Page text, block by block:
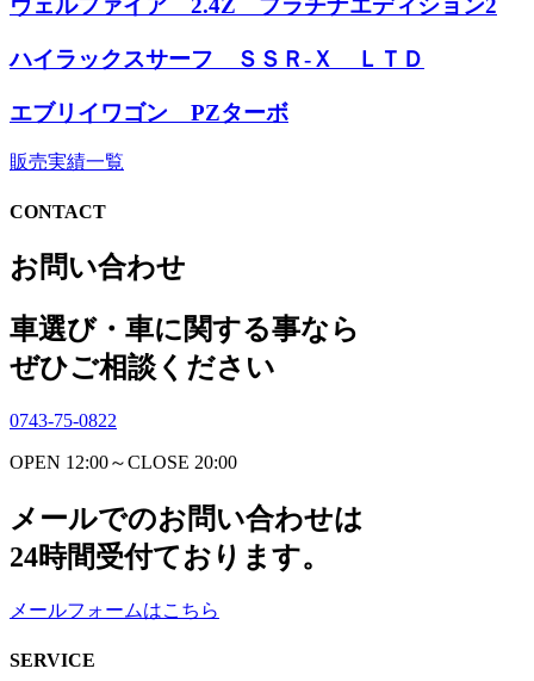
ヴェルファイア 2.4Z プラチナエディション2
ハイラックスサーフ ＳＳＲ-Ｘ ＬＴＤ
エブリイワゴン PZターボ
販売実績一覧
CONTACT
お問い合わせ
車選び・車に関する事なら
ぜひご相談ください
0743-75-0822
OPEN 12:00～CLOSE 20:00
メールでのお問い合わせは
24時間受付ております。
メールフォームはこちら
SERVICE